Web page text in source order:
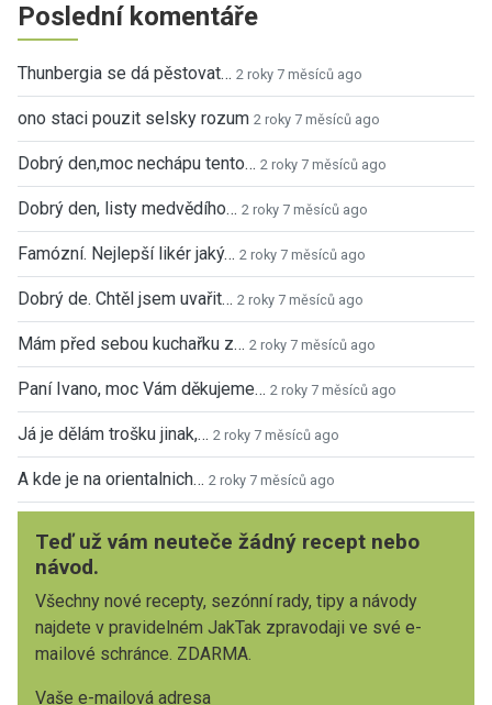
Poslední komentáře
Thunbergia se dá pěstovat… 2 roky 7 měsíců ago
ono staci pouzit selsky rozum 2 roky 7 měsíců ago
Dobrý den,moc nechápu tento… 2 roky 7 měsíců ago
Dobrý den, listy medvědího… 2 roky 7 měsíců ago
Famózní. Nejlepší likér jaký… 2 roky 7 měsíců ago
Dobrý de. Chtěl jsem uvařit… 2 roky 7 měsíců ago
Mám před sebou kuchařku z… 2 roky 7 měsíců ago
Paní Ivano, moc Vám děkujeme… 2 roky 7 měsíců ago
Já je dělám trošku jinak,… 2 roky 7 měsíců ago
A kde je na orientalnich… 2 roky 7 měsíců ago
Teď už vám neuteče žádný recept nebo
návod.
Všechny nové recepty, sezónní rady, tipy a návody
najdete v pravidelném JakTak zpravodaji ve své e-
mailové schránce. ZDARMA.
Vaše e-mailová adresa